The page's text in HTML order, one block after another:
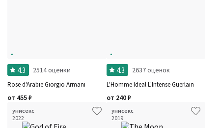
4.3 2514 оценки
Rose d'Arabie Giorgio Armani
от 455₽
4.3 2637 оценок
L'Homme Ideal L'Intense Guerlain
от 240₽
унисекс
2022
унисекс
2019